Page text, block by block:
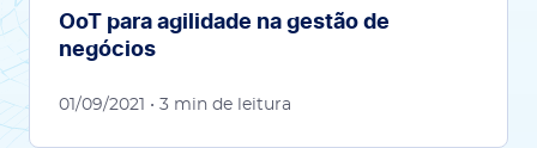
OoT para agilidade na gestão de
negócios
01/09/2021 • 3 min de leitura